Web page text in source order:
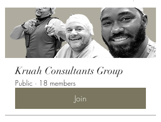
Kruah Consultants Group
Public · 18 members
Join